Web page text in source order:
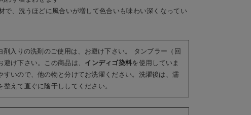
で、洗うほどに風合いが増して色合いも味わい深くなってい
入りの洗剤のご使用は、お避け下さい。 タンブラー（回
け下さい。この商品は、 インディゴ染料を使用していま
すいので、他の物と分けてお洗濯ください。洗濯後は、濡
えて直ぐに陰干ししてください。